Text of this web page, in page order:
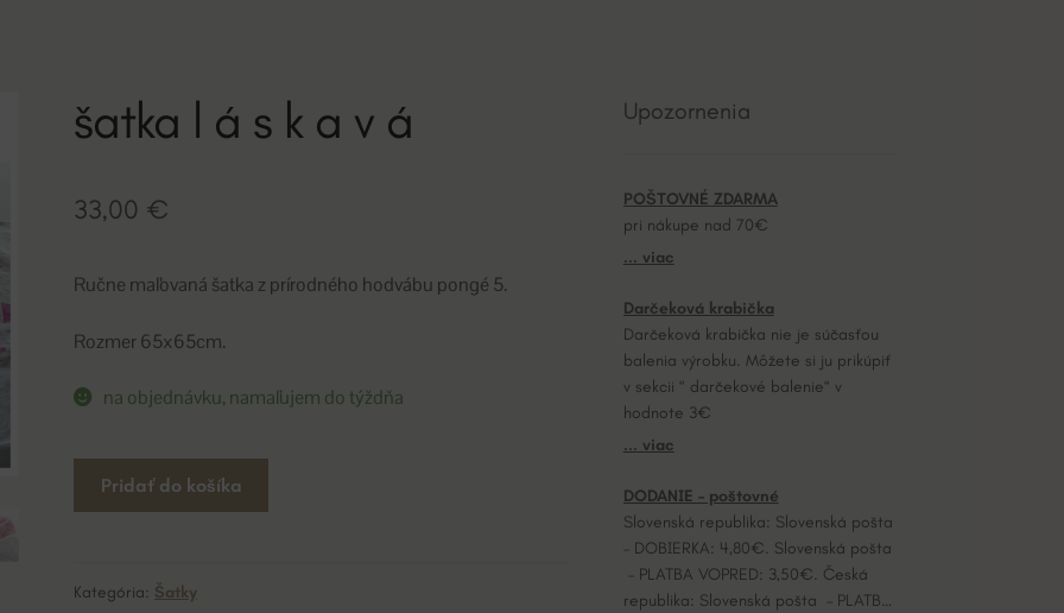
šatka l á s k a v á
33,00 €
Ručne maľovaná šatka z prírodného hodvábu pongé 5.
Rozmer 65x65cm.
na objednávku, namaľujem do týždňa
množstvo
s
Pridať do košíka
Kategória: Šatky
Upozornenia
POŠTOVNÉ ZDARMA
pri nákupe nad 70€
... viac
Darčeková krabička
Darčeková krabička nie je súčasťou
balenia výrobku. Môžete si ju prikúpiť
v sekcii “ darčekové balenie“ v
hodnote 3€
... viac
DODANIE – poštovné
Slovenská republika: Slovenská pošta
– DOBIERKA: 4,80€. Slovenská pošta
– PLATBA VOPRED: 3,50€. Česká
republika: Slovenská pošta – PLATBA